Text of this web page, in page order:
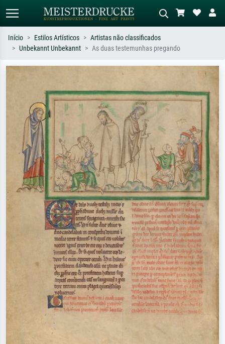
impressionismo, onda de Hokusai, nu.
Descreva a cena – ex: prado verde,
a óleo escura, nu em pé ao lado de
uma árvore.
Início Estilos Artísticos
Artistas não classificados
Unbekannt Unbekannt
As duas testemunhas pregando